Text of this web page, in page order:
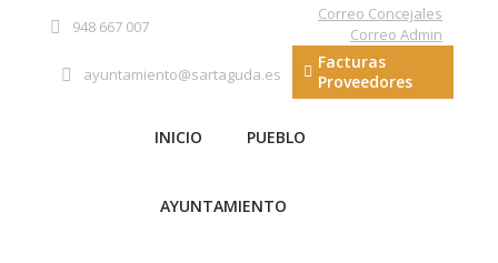
948 667 007
ayuntamiento@sartaguda.es
Correo Concejales
Correo Admin
Facturas
Proveedores
INICIO PUEBLO
AYUNTAMIENTO